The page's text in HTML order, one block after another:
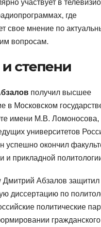
участвует в
где
свое мнение по
вопросам.
степени
получил высшее
в Московском
имени М.В. Ломоносова,
университетов
успешно окончил
и прикладной
Дмитрий Абзалов защитил
диссертацию по
политические
гражданского